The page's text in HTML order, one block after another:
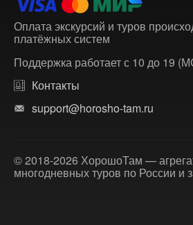
Оплата экскурсий и туров
платёжных систем
Поддержка работает с 10 до 19
Контакты
support@horosho-tam.ru
© 2018-2026 ХорошоТам —
многодневных туров по России и